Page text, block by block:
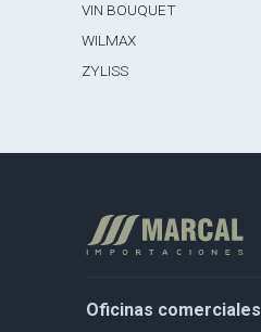
VIN BOUQUET
WILMAX
ZYLISS
Oficinas comerciales